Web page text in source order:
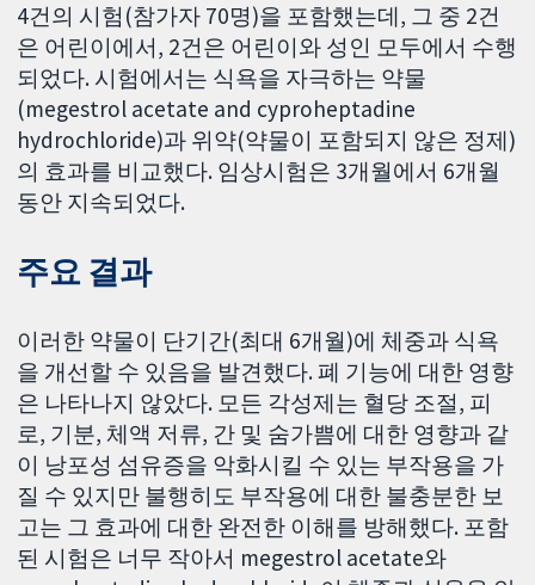
4건의 시험(참가자 70명)을 포함했는데, 그 중 2건
은 어린이에서, 2건은 어린이와 성인 모두에서 수행
되었다. 시험에서는 식욕을 자극하는 약물
(megestrol acetate and cyproheptadine
hydrochloride)과 위약(약물이 포함되지 않은 정제)
의 효과를 비교했다. 임상시험은 3개월에서 6개월
동안 지속되었다.
주요 결과
이러한 약물이 단기간(최대 6개월)에 체중과 식욕
을 개선할 수 있음을 발견했다. 폐 기능에 대한 영향
은 나타나지 않았다. 모든 각성제는 혈당 조절, 피
로, 기분, 체액 저류, 간 및 숨가쁨에 대한 영향과 같
이 낭포성 섬유증을 악화시킬 수 있는 부작용을 가
질 수 있지만 불행히도 부작용에 대한 불충분한 보
고는 그 효과에 대한 완전한 이해를 방해했다. 포함
된 시험은 너무 작아서 megestrol acetate와